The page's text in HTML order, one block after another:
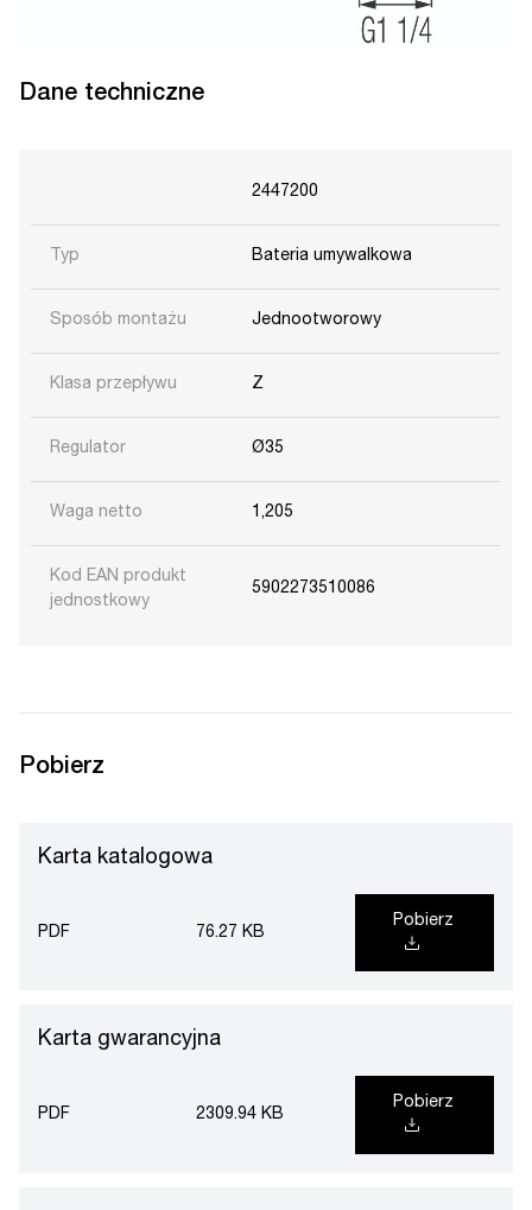
Dane techniczne
2447200
Typ Bateria umywalkowa
Sposób montażu Jednootworowy
Klasa przepływu Z
Regulator Ø35
Waga netto 1,205
Kod EAN produkt
jednostkowy
5902273510086
Pobierz
Karta katalogowa
PDF 76.27 KB
Pobierz
Karta gwarancyjna
PDF 2309.94 KB
Pobierz